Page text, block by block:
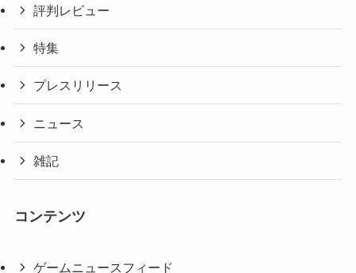
評判レビュー
特集
プレスリリース
ニュース
雑記
コンテンツ
ゲームニュースフィード